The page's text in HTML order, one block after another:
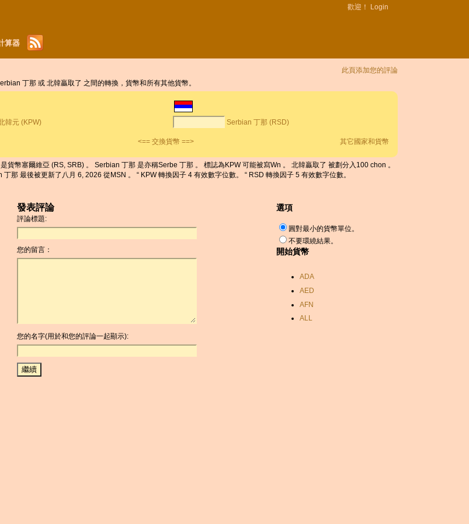
歡迎！ Login
算器
此頁添加您的評論
丁那 或 北韓贏取了 之間的轉換，貨幣和所有其他貨幣。
韓元 (KPW) Serbian 丁那 (RSD)
<== 交換貨幣 ==> 其它國家和貨幣
幣塞爾維亞 (RS, SRB) 。 Serbian 丁那 是亦稱Serbe 丁那 。 標誌為KPW 可能被寫Wn 。 北韓贏取了 被劃分入100 chon 。
最後被更新了八月 6, 2026 從MSN 。 “ KPW 轉換因子 4 有效數字位數。 “ RSD 轉換因子 5 有效數字位數。
發表評論
評論標題:
您的留言：
您的名字(用於和您的評論一起顯示):
選項
圓對最小的貨幣單位。
不要環繞結果。
開始貨幣
ADA
AED
AFN
ALL